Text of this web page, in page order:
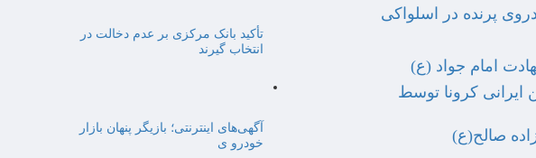
پرنده در اسلواکی
امام جواد (ع)
کرونا توسط
صالح(ع)
تأکید بانک مرکزی بر عدم دخالت در
انتخاب گیرند
آگهی‌های اینترنتی؛ بازیگر پنهان بازار
خودرو ی